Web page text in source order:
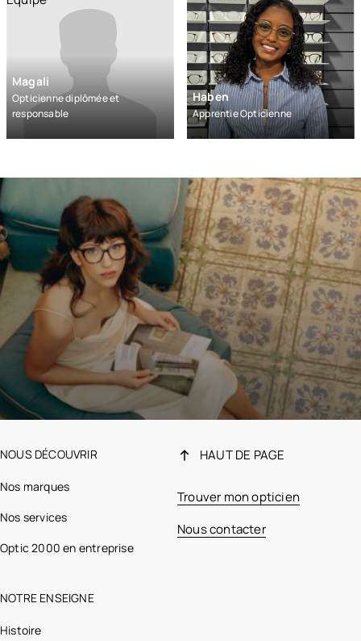
Magali
Opticienne diplômée et
responsable
Haben
Apprentie Opticienne
NOUS DÉCOUVRIR
Nos marques
Nos services
Optic 2000 en entreprise
NOTRE ENSEIGNE
Histoire
HAUT DE PAGE
Trouver mon opticien
Nous contacter